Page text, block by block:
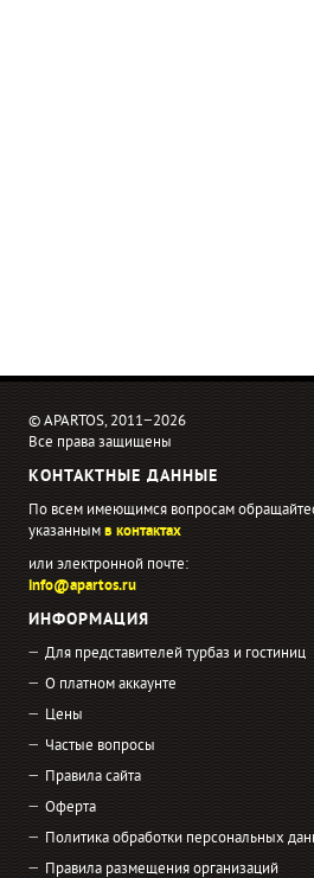
© APARTOS, 2011−2026
Все права защищены
КОНТАКТНЫЕ ДАННЫЕ
По всем имеющимся вопросам
указаннымв контактах
или электронной почте:
info@apartos.ru
ИНФОРМАЦИЯ
Для представителей турбаз и гостиниц
О платном аккаунте
Цены
Частые вопросы
Правила сайта
Оферта
Политика обработки персональных
Правила размещения организаций